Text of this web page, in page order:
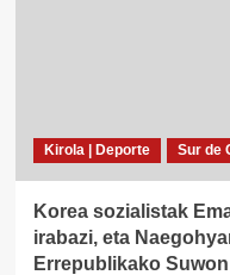
Kirola | Deporte Sur de
Korea sozialistak
irabazi, eta
Errepublikako